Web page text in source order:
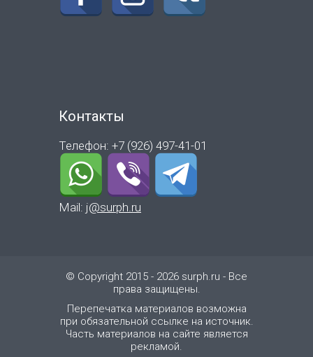
Контакты
Телефон: +7 (926) 497-41-01
Mail: j@surph.ru
© Copyright 2015 - 2026 surph.ru - Все
права защищены.
Перепечатка материалов возможна
при обязательной ссылке на источник.
Часть материалов на сайте является
рекламой.